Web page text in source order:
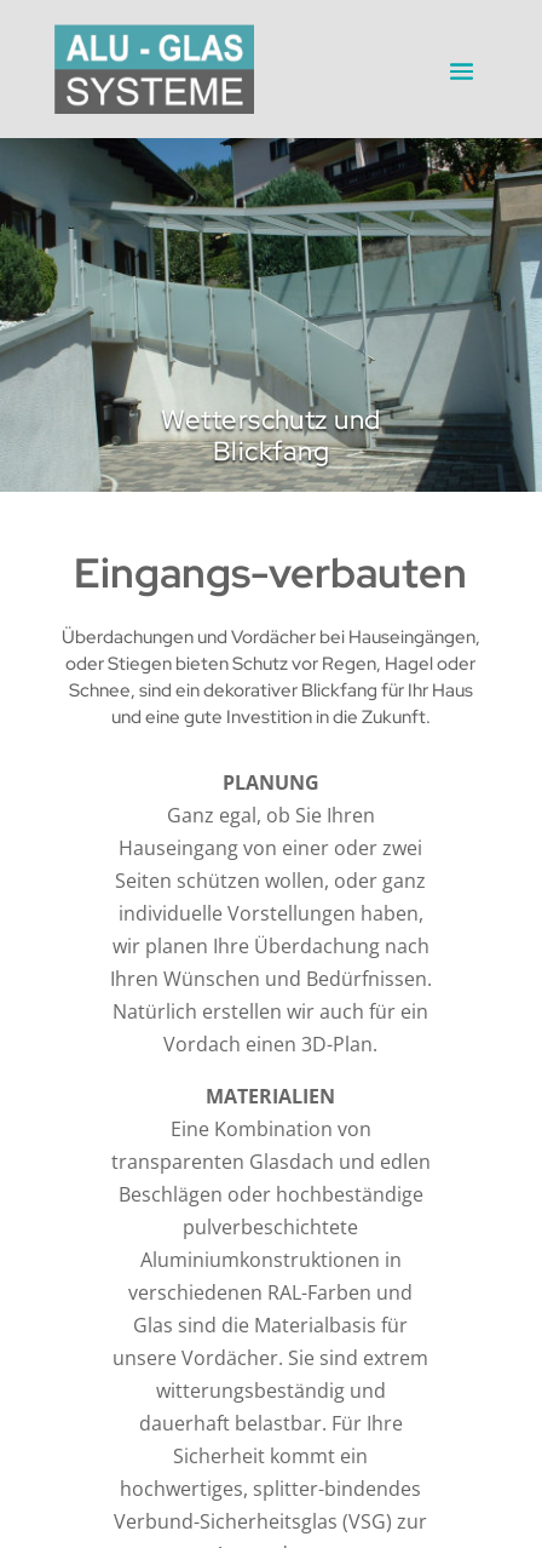
Wetterschutz und
Blickfang
Eingangs-verbauten
Überdachungen und Vordächer bei Hauseingängen,
oder Stiegen bieten Schutz vor Regen, Hagel oder
Schnee, sind ein dekorativer Blickfang für Ihr Haus
und eine gute Investition in die Zukunft.
PLANUNG
Ganz egal, ob Sie Ihren
Hauseingang von einer oder zwei
Seiten schützen wollen, oder ganz
individuelle Vorstellungen haben,
wir planen Ihre Überdachung nach
Ihren Wünschen und Bedürfnissen.
Natürlich erstellen wir auch für ein
Vordach einen 3D-Plan.
MATERIALIEN
Eine Kombination von
transparenten Glasdach und edlen
Beschlägen oder hochbeständige
pulverbeschichtete
Aluminiumkonstruktionen in
verschiedenen RAL-Farben und
Glas sind die Materialbasis für
unsere Vordächer. Sie sind extrem
witterungsbeständig und
dauerhaft belastbar. Für Ihre
Sicherheit kommt ein
hochwertiges, splitter-bindendes
Verbund-Sicherheitsglas (VSG) zur